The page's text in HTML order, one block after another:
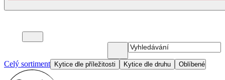
Celý sortiment Kytice dle příležitosti Kytice dle druhu Oblíbené